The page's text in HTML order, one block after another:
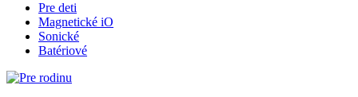
Pre deti
Magnetické iO
Sonické
Batériové